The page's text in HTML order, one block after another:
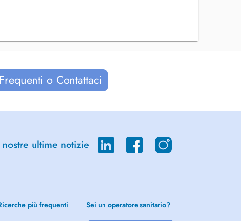
o Contattaci
ultime notizie
più frequenti Sei un operatore sanitario?